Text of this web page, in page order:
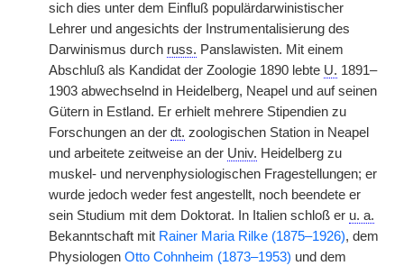
sich dies unter dem Einfluß populärdarwinistischer
Lehrer und angesichts der Instrumentalisierung des
Darwinismus durch russ. Panslawisten. Mit einem
Abschluß als Kandidat der Zoologie 1890 lebte U. 1891–
1903 abwechselnd in Heidelberg, Neapel und auf seinen
Gütern in Estland. Er erhielt mehrere Stipendien zu
Forschungen an der dt. zoologischen Station in Neapel
und arbeitete zeitweise an der Univ. Heidelberg zu
muskel- und nervenphysiologischen Fragestellungen; er
wurde jedoch weder fest angestellt, noch beendete er
sein Studium mit dem Doktorat. In Italien schloß er u. a.
Bekanntschaft mit Rainer Maria Rilke (1875–1926), dem
Physiologen Otto Cohnheim (1873–1953) und dem